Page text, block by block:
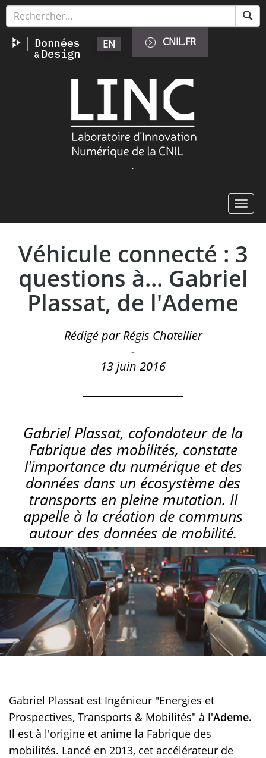
Aller
principal
EN CNIL.FR
.
Véhicule connecté : 3
questions à... Gabriel
Plassat, de l'Ademe
Rédigé par Régis Chatellier
-
13 juin 2016
Gabriel Plassat, cofondateur de la
Fabrique des mobilités, constate
l'importance du numérique et des
données dans un écosystème des
transports en pleine mutation. Il
appelle à la création de communs
autour des données de mobilité.
Gabriel Plassat est Ingénieur "Energies et
Prospectives, Transports & Mobilités" à l'Ademe.
Il est à l'origine et anime la Fabrique des
mobilités. Lancé en 2013, cet accélérateur de
Panneau de gestion des cookies